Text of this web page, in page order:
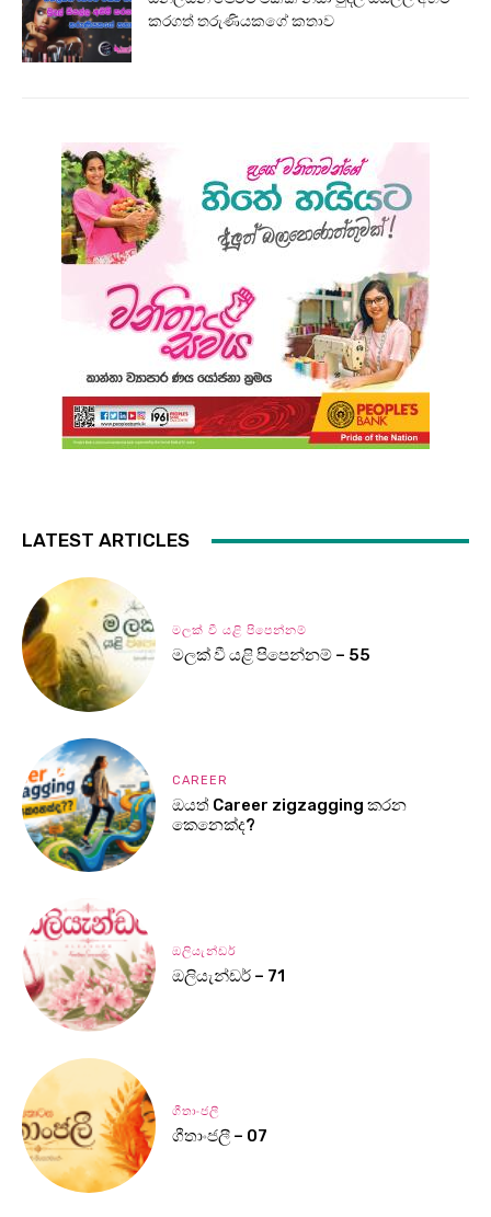
කරගත් තරුණියකගේ කතාව
LATEST ARTICLES
මලක් වී යළි පිපෙන්නම්
මලක් වී යළි පිපෙන්නම් – 55
CAREER
ඔයත් Career zigzagging කරන
කෙනෙක්ද?
ඔලියැන්ඩර්
ඔලියැන්ඩර් – 71
ගීතාංජලී
ගීතාංජලී – 07